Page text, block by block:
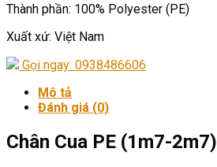
Thành phần: 100% Polyester (PE)
Xuất xứ: Việt Nam
Gọi ngay: 0938486606
Mô tả
Đánh giá (0)
Chân Cua PE (1m7-2m7)